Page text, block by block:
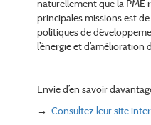
naturellement que la PME
principales missions est
politiques de
l’énergie et d’amélioration
Envie d’en savoir
→Consultez leur site